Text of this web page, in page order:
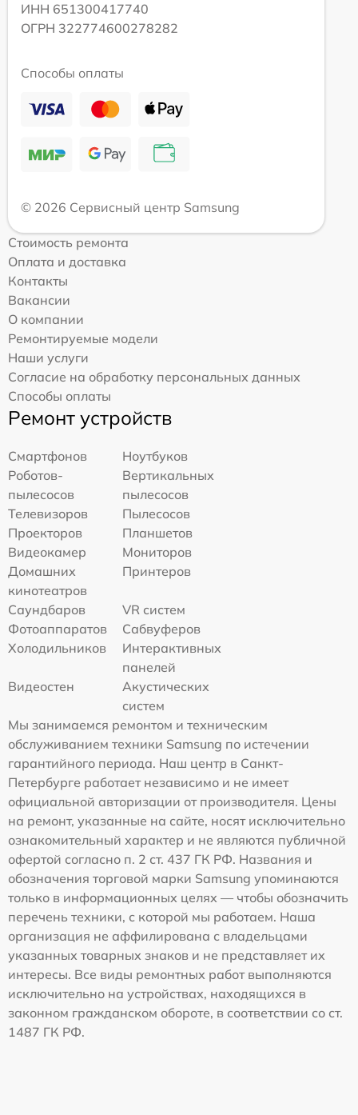
ИНН 651300417740
ОГРН 322774600278282
Способы оплаты
© 2026 Сервисный центр Samsung
Стоимость ремонта
Оплата и доставка
Контакты
Вакансии
О компании
Ремонтируемые модели
Наши услуги
Согласие на обработку персональных данных
Способы оплаты
Ремонт устройств
Смартфонов
Ноутбуков
Роботов-
пылесосов
Вертикальных
пылесосов
Телевизоров
Пылесосов
Проекторов
Планшетов
Видеокамер
Мониторов
Домашних
кинотеатров
Принтеров
Саундбаров
VR систем
Фотоаппаратов
Сабвуферов
Холодильников
Интерактивных
панелей
Видеостен
Акустических
систем
Мы занимаемся ремонтом и техническим
обслуживанием техники Samsung по истечении
гарантийного периода. Наш центр в Санкт-
Петербурге работает независимо и не имеет
официальной авторизации от производителя. Цены
на ремонт, указанные на сайте, носят исключительно
ознакомительный характер и не являются публичной
офертой согласно п. 2 ст. 437 ГК РФ. Названия и
обозначения торговой марки Samsung упоминаются
только в информационных целях — чтобы обозначить
перечень техники, с которой мы работаем. Наша
организация не аффилирована с владельцами
указанных товарных знаков и не представляет их
интересы. Все виды ремонтных работ выполняются
исключительно на устройствах, находящихся в
законном гражданском обороте, в соответствии со ст.
1487 ГК РФ.